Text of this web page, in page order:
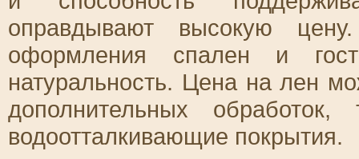
оправдывают высокую
оформления спален и
натуральность. Цена на лен
дополнительных
водоотталкивающие покрытия.